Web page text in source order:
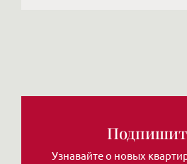
Узнавайте о новых